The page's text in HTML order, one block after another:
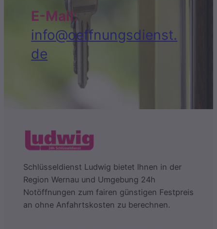
E-Mail:
info@oeffnungsdienst.
de
Schlüsseldienst Ludwig bietet Ihnen in der
Region Wernau und Umgebung 24h
Notöffnungen zum fairen günstigen Festpreis
an ohne Anfahrtskosten zu berechnen.